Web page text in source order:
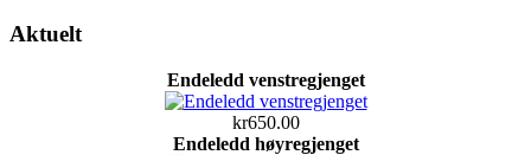
Aktuelt
Endeledd venstregjenget
kr650.00
Endeledd høyregjenget